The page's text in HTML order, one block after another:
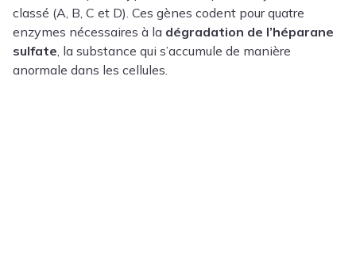
classé (A, B, C et D). Ces gènes codent pour quatre
enzymes nécessaires à la dégradation de l’héparane
sulfate, la substance qui s’accumule de manière
anormale dans les cellules.